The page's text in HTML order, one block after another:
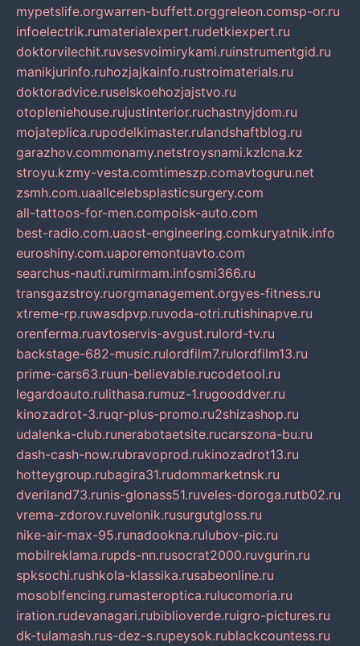
mypetslife.orgwarren-buffett.orggreleon.comsp-or.ru
infoelectrik.rumaterialexpert.rudetkiexpert.ru
doktorvilechit.ruvsesvoimirykami.ruinstrumentgid.ru
manikjurinfo.ruhozjajkainfo.rustroimaterials.ru
doktoradvice.ruselskoehozjajstvo.ru
otopleniehouse.rujustinterior.ruchastnyjdom.ru
mojateplica.rupodelkimaster.rulandshaftblog.ru
garazhov.commonamy.netstroysnami.kzlcna.kz
stroyu.kzmy-vesta.comtimeszp.comavtoguru.net
zsmh.com.uaallcelebsplasticsurgery.com
all-tattoos-for-men.compoisk-auto.com
best-radio.com.uaost-engineering.comkuryatnik.info
euroshiny.com.uaporemontuavto.com
searchus-nauti.rumirmam.infosmi366.ru
transgazstroy.ruorgmanagement.orgyes-fitness.ru
xtreme-rp.ruwasdpvp.ruvoda-otri.rutishinapve.ru
orenferma.ruavtoservis-avgust.rulord-tv.ru
backstage-682-music.rulordfilm7.rulordfilm13.ru
prime-cars63.ruun-believable.rucodetool.ru
legardoauto.rulithasa.rumuz-1.rugooddver.ru
kinozadrot-3.ruqr-plus-promo.ru2shizashop.ru
udalenka-club.runerabotaetsite.rucarszona-bu.ru
dash-cash-now.rubravoprod.rukinozadrot13.ru
hotteygroup.rubagira31.rudommarketnsk.ru
dveriland73.runis-glonass51.ruveles-doroga.rutb02.ru
vrema-zdorov.ruvelonik.rusurgutgloss.ru
nike-air-max-95.runadookna.rulubov-pic.ru
mobilreklama.rupds-nn.rusocrat2000.ruvgurin.ru
spksochi.rushkola-klassika.rusabeonline.ru
mosoblfencing.rumasteroptica.rulucomoria.ru
iration.rudevanagari.rubiblioverde.ruigro-pictures.ru
dk-tulamash.rus-dez-s.rupeysok.rublackcountess.ru